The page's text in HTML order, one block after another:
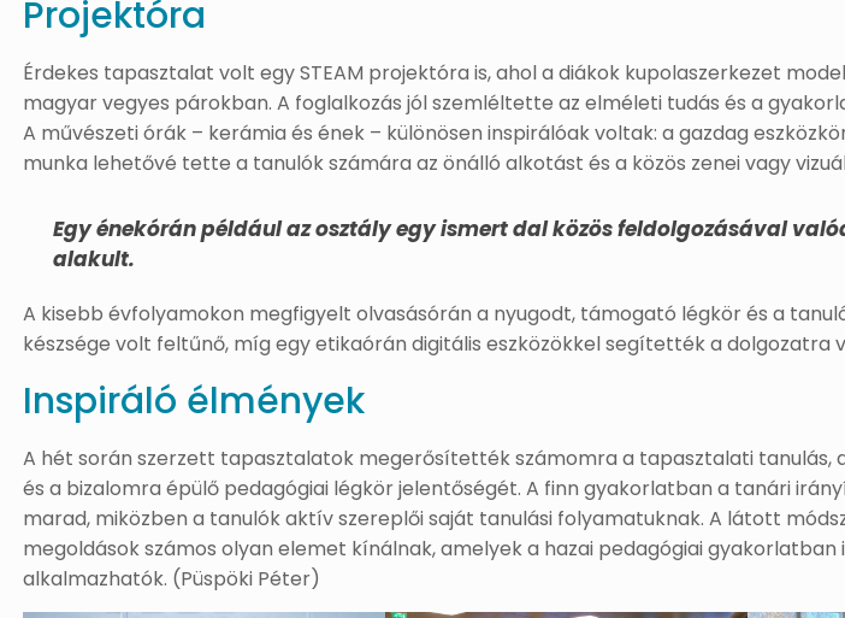
Projektóra
Érdekes tapasztalat volt egy STEAM projektóra is, ahol a diákok kupolaszerkezet
magyar vegyes párokban. A foglalkozás jól szemléltette az elméleti tudás és a
A művészeti órák – kerámia és ének – különösen inspirálóak voltak: a gazdag
munka lehetővé tette a tanulók számára az önálló alkotást és a közös zenei vagy
Egy énekórán például az osztály egy ismert dal közös feldolgozásával
alakult.
A kisebb évfolyamokon megfigyelt olvasásórán a nyugodt, támogató légkör és a
készsége volt feltűnő, míg egy etikaórán digitális eszközökkel segítették a dolgozatra
Inspiráló élmények
A hét során szerzett tapasztalatok megerősítették számomra a tapasztalati tanulás,
és a bizalomra épülő pedagógiai légkör jelentőségét. A finn gyakorlatban a tanári
marad, miközben a tanulók aktív szereplői saját tanulási folyamatuknak. A látott
megoldások számos olyan elemet kínálnak, amelyek a hazai pedagógiai gyakorlatban
alkalmazhatók. (Püspöki Péter)